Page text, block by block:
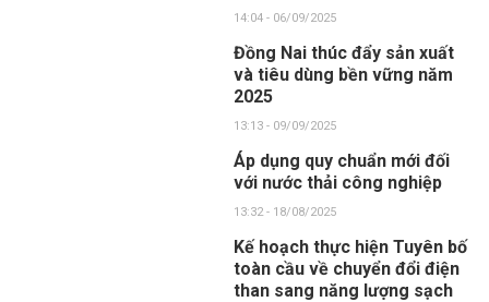
14:04 - 06/09/2025
Đồng Nai thúc đẩy sản xuất
và tiêu dùng bền vững năm
2025
13:13 - 09/09/2025
Áp dụng quy chuẩn mới đối
với nước thải công nghiệp
13:32 - 18/08/2025
Kế hoạch thực hiện Tuyên bố
toàn cầu về chuyển đổi điện
than sang năng lượng sạch